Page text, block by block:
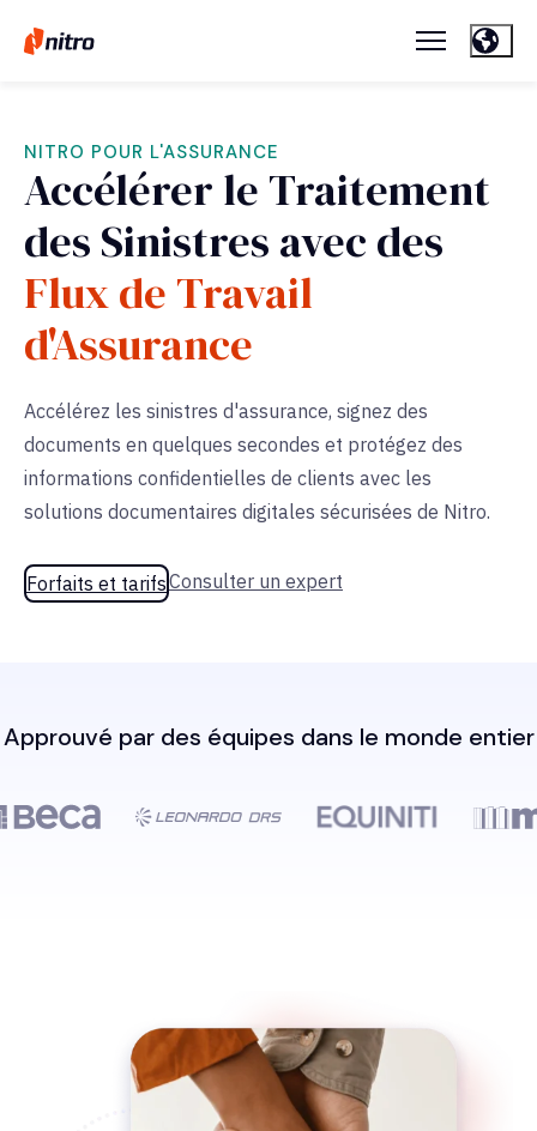
NITRO POUR L'ASSURANCE
Accélérer le Traitement
des Sinistres avec des
Flux de Travail
d'Assurance
Accélérez les sinistres d'assurance, signez des
documents en quelques secondes et protégez des
informations confidentielles de clients avec les
solutions documentaires digitales sécurisées de Nitro.
Forfaits et tarifsConsulter un expert
Approuvé par des équipes dans le monde entier